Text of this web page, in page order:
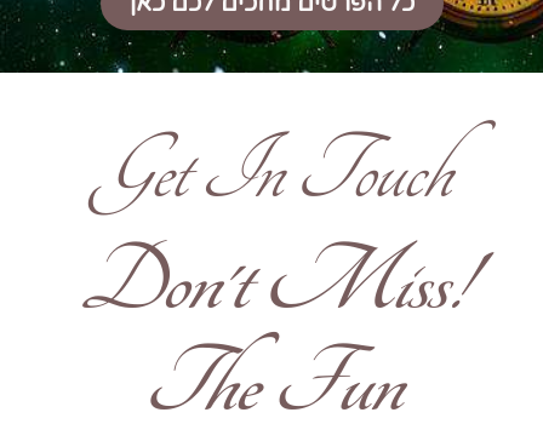
Get In Touch
!Don't Miss
The Fun